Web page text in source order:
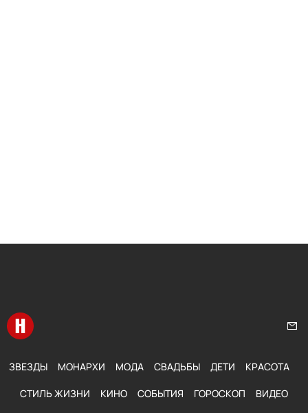
Перейти на главную
ЗВЕЗДЫ МОНАРХИ МОДА СВАДЬБЫ ДЕТИ КРАСОТА
СТИЛЬ ЖИЗНИ КИНО СОБЫТИЯ ГОРОСКОП ВИДЕО